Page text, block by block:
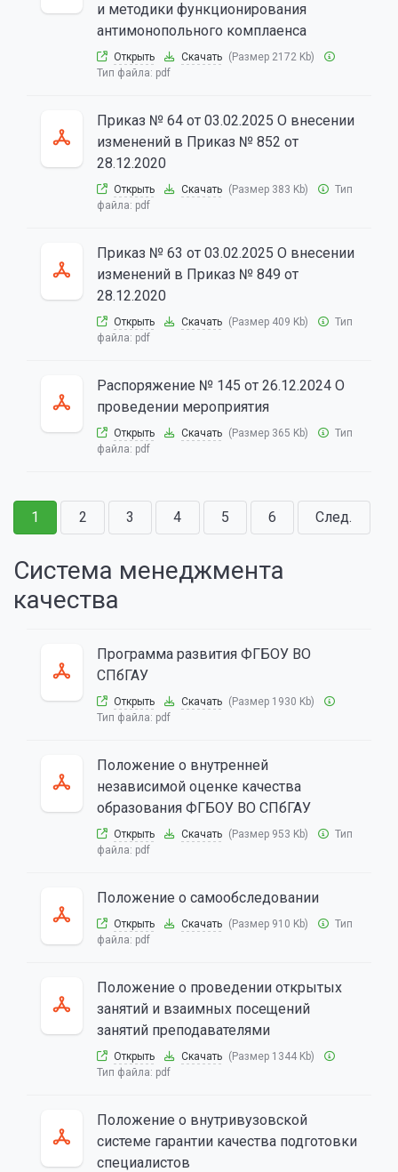
и методики функционирования
антимонопольного комплаенса
Открыть Скачать (Размер 2172 Kb)
Тип файла: pdf
Приказ № 64 от 03.02.2025 О внесении
изменений в Приказ № 852 от
28.12.2020
Открыть Скачать (Размер 383 Kb)
Тип
файла: pdf
Приказ № 63 от 03.02.2025 О внесении
изменений в Приказ № 849 от
28.12.2020
Открыть Скачать (Размер 409 Kb)
Тип
файла: pdf
Распоряжение № 145 от 26.12.2024 О
проведении мероприятия
Открыть Скачать (Размер 365 Kb)
Тип
файла: pdf
1 2 3 4 5 6 След.
Система менеджмента
качества
Программа развития ФГБОУ ВО
СПбГАУ
Открыть Скачать (Размер 1930 Kb)
Тип файла: pdf
Положение о внутренней
независимой оценке качества
образования ФГБОУ ВО СПбГАУ
Открыть Скачать (Размер 953 Kb)
Тип
файла: pdf
Положение о самообследовании
Открыть Скачать (Размер 910 Kb)
Тип
файла: pdf
Положение о проведении открытых
занятий и взаимных посещений
занятий преподавателями
Открыть Скачать (Размер 1344 Kb)
Тип файла: pdf
Положение о внутривузовской
системе гарантии качества подготовки
специалистов